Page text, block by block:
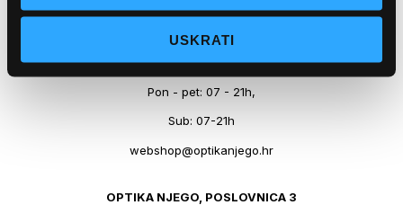
USKRATI
+385-(0)21-612-709
Pon - pet: 07 - 21h,
Sub: 07-21h
webshop@optikanjego.hr
OPTIKA NJEGO, POSLOVNICA 3